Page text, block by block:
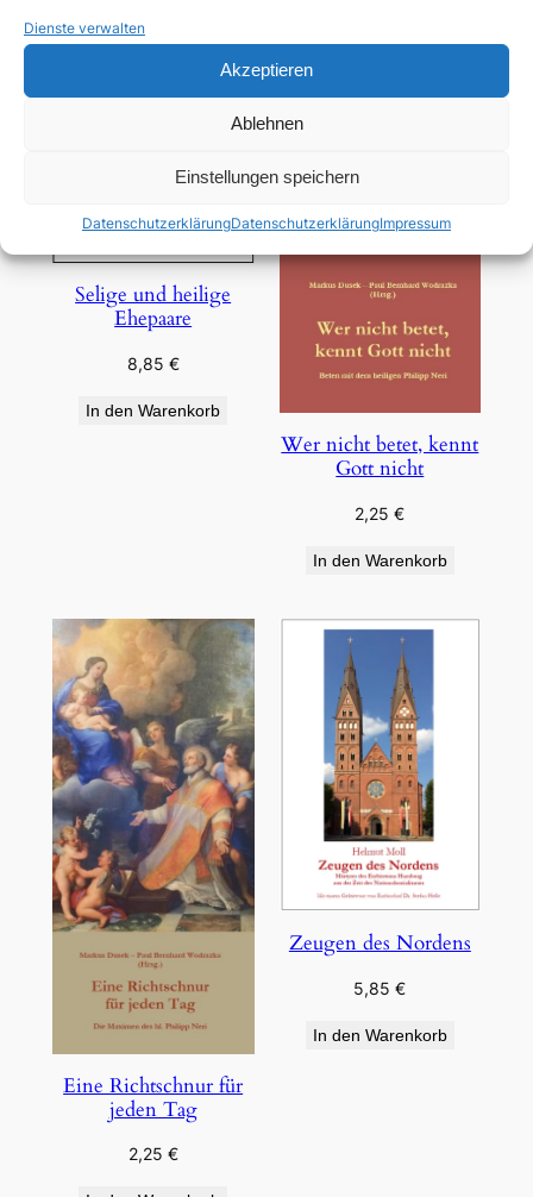
Dienste verwalten
Akzeptieren
Ablehnen
Einstellungen speichern
DatenschutzerklärungDatenschutzerklärungImpressum
Selige und heilige
Ehepaare
8,85 €
In den Warenkorb
Wer nicht betet, kennt
Gott nicht
2,25€
In den Warenkorb
Eine Richtschnur für
jeden Tag
2,25 €
Zeugen des Nordens
5,85€
In den Warenkorb